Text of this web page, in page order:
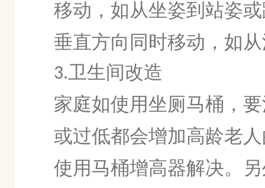
移动，如从坐姿到站姿
垂直方向同时移动，如
3.卫生间改造
家庭如使用坐厕马桶，
或过低都会增加高龄老
使用马桶增高器解决。